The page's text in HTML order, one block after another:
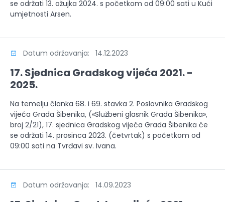
se održati 13. ožujka 2024. s početkom od 09:00 sati u Kući
umjetnosti Arsen.
Datum održavanja: 14.12.2023
17. Sjednica Gradskog vijeća 2021. -
2025.
Na temelju članka 68. i 69. stavka 2. Poslovnika Gradskog
vijeća Grada Šibenika, («Službeni glasnik Grada Šibenika»,
broj 2/21), 17. sjednica Gradskog vijeća Grada Šibenika će
se održati 14. prosinca 2023. (četvrtak) s početkom od
09:00 sati na Tvrđavi sv. Ivana.
Datum održavanja: 14.09.2023